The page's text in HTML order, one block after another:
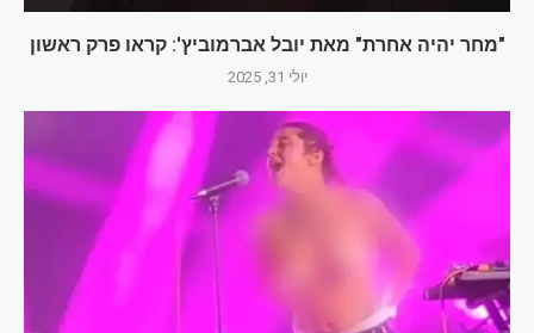
"מחר יהיה אחרת" מאת יובל אברמוביץ': קראו פרק ראשון
יולי 31, 2025